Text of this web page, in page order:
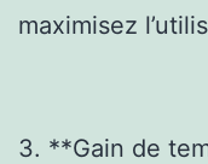
maximisez
3. **Gain de